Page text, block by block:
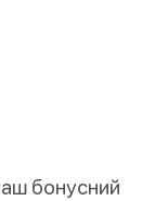
бонусний